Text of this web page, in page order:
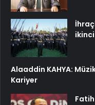
Alaaddin KAHYA:
Kariyer